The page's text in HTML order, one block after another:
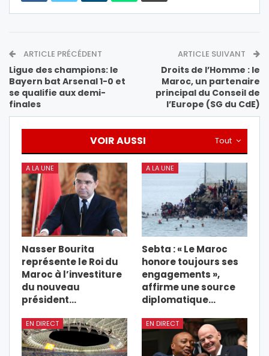
ARTICLE PRÉCÉDENT
Ligue des champions: le
Bayern bat Arsenal 1-0 et
se qualifie aux demi-
finales
ARTICLE SUIVANT
Droits de l’Homme : le
Maroc, un partenaire
principal du Conseil de
l’Europe (SG du CdE)
Tout
VOIR AUSSI
A LA UNE
Nasser Bourita
représente le Roi du
Maroc à l’investiture
du nouveau
président…
A LA UNE
Sebta : « Le Maroc
honore toujours ses
engagements »,
affirme une source
diplomatique…
EN DIRECT EN DIRECT